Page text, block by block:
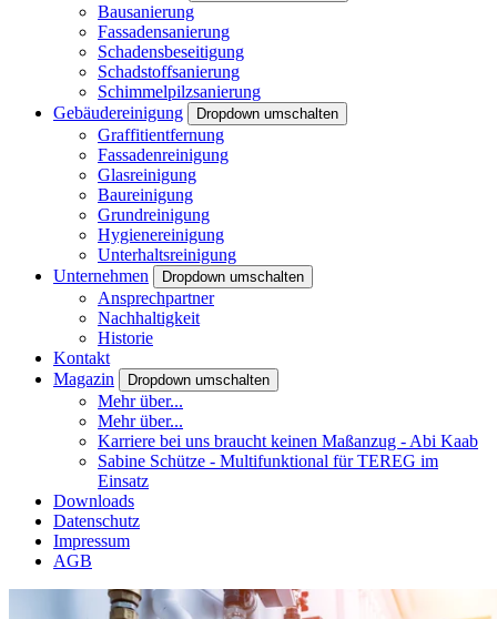
Bausanierung
Fassadensanierung
Schadensbeseitigung
Schadstoffsanierung
Schimmelpilzsanierung
Gebäudereinigung
Dropdown umschalten
Graffitientfernung
Fassadenreinigung
Glasreinigung
Baureinigung
Grundreinigung
Hygienereinigung
Unterhaltsreinigung
Unternehmen
Dropdown umschalten
Ansprechpartner
Nachhaltigkeit
Historie
Kontakt
Magazin
Dropdown umschalten
Mehr über...
Mehr über...
Karriere bei uns braucht keinen Maßanzug - Abi Kaab
Sabine Schütze - Multifunktional für TEREG im
Einsatz
Downloads
Datenschutz
Impressum
AGB